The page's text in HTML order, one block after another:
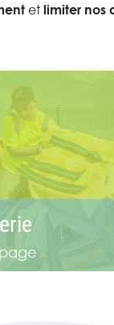
et limiter nos